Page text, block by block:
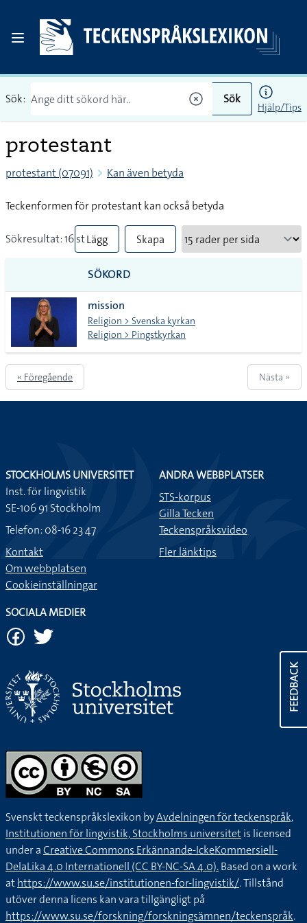
Sök: Sök
Hjälp/Tips
protestant
protestant (07091) Kan även betyda
Teckenformen för protestant kan också betyda
Sökresultat: 16 stLägg
till
alla i
lista
Skapa
SÖKORD
mission
Religion > Svenska kyrkan
Religion > Pingstkyrkan
« Föregående Nästa »
FEEDBACK
STOCKHOLMS UNIVERSITET
Inst. för lingvistik
SE-106 91 Stockholm
Telefon: 08-16 23 47
Kontakt
Om webbplatsen
Cookieinställningar
ANDRA WEBBPLATSER
STS-korpus
Gilla Tecken
Teckenspråksvideo
Fler länktips
SOCIALA MEDIER
Svenskt teckenspråkslexikon byAvdelningen för teckenspråk,
Institutionen för lingvistik, Stockholms universitetis licensed
under aCreative Commons Erkännande-IckeKommersiell-
DelaLika 4.0 Internationell (CC BY-NC-SA 4.0).Based on a work
athttps://www.su.se/institutionen-for-lingvistik/. Tillstånd
utöver denna licens kan vara tillgängligt på
https://www.su.se/forskning/forskningsämnen/teckenspråk.